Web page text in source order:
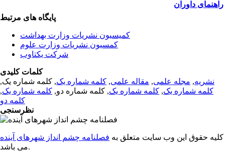
راهنمای داوران
پایگاه های مرتبط
کمیسیون نشریات وزارت بهداشت
کمسیون نشریات وزارت علوم
شرکت یکتاوب
کلمات کلیدی
نشریه, مجله علمی, مقاله علمی, کلمه شماره یک, کلمه شماره یک,
کلمه شماره یک, کلمه شماره یک, کلمه شماره دو, کلمه شماره یک,
کلمه دو
نظرسنجی
کلیه حقوق این وب سایت متعلق به فصلنامه چشم انداز شهرهای آینده
می باشد.